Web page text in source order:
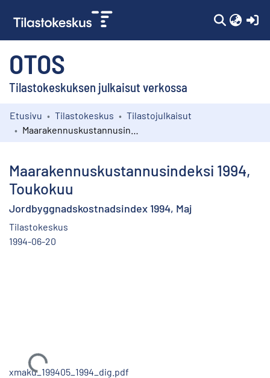
OTOS
Tilastokeskuksen julkaisut verkossa
Kokoelmat
Etusivu Tilastokeskus
Tilastojulkaisut
Maarakennuskustannusindeksi 1994,
Toukokuu
Jordbyggnadskostnadsindex 1994, Maj
Tilastokeskus
1994-06-20
xmaku_199405_1994_dig.pdf